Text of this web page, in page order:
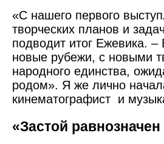
«С нашего первого
творческих планов и
подводит итог Ежевика.
новые рубежи, с новыми
народного единства,
родом». Я же лично
кинематографист и
«Застой